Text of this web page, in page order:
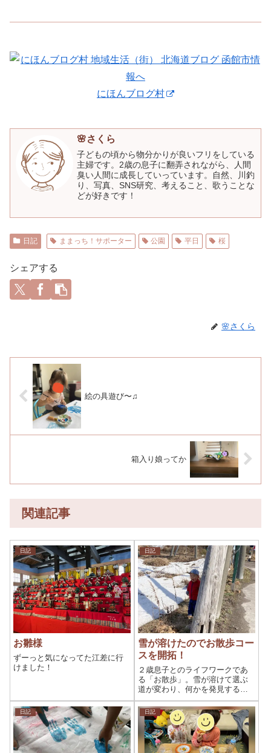
にほんブログ村
🌸さくら
子どもの頃から物分かりが良いフリをしている
主婦です。2歳の息子に翻弄されながら、人間
臭い人間に成長していっています。自然、川釣
り、写真、SNS研究、考えること、歌うことな
どが好きです！
日記 ままっち！サポーター 公園 平日 桜
シェアする
🌸さくら
絵の具遊び〜♫
箱入り娘ってか
関連記事
日記
お雛様
ずーっと気になってた江差に行
けました！
日記
雪が溶けたのでお散歩コー
スを開拓！
２歳息子とのライフワークであ
る「お散歩」。雪が溶けて選ぶ
道が変わり、何かを発見するこ
とが楽しみになりました。
日記 日記